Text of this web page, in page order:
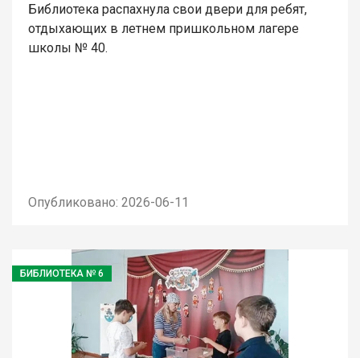
Библиотека распахнула свои двери для ребят,
отдыхающих в летнем пришкольном лагере
школы № 40.
Опубликовано: 2026-06-11
БИБЛИОТЕКА № 6